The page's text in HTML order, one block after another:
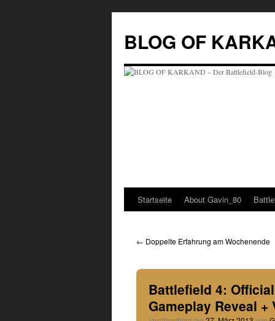
BLOG OF
Startseite About Gavin_80
← Doppelte Erfahrung am Wochenende
Battlefield 4:
Gameplay Reveal